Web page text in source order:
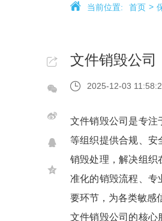
当前位置: 首页
文件销毁公司
2025-12-03
文件销毁公司是专注
等组织提供合规、安
销毁处理，解决组织
准化的销毁流程、专
要环节，为各类敏感
文件销毁公司的核心